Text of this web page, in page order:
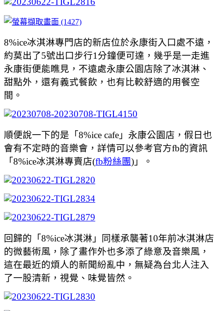
8%ice冰淇淋專門店的新店位於永康街入口處不遠，
約莫出了5號出口步行1分鐘便可達，幾乎是一走進
永康街便能瞧見，不遠處永康公園店除了冰淇淋、
甜點外，還有義式餐飲，也有比較舒適的用餐空
間。
順便說一下的是「8%ice cafe」永康公園店，假日也
會有不定時的音樂會，詳情可以參考官方fb的資訊
「8%ice冰淇淋專賣店(fb粉絲團)」。
回歸的「8%ice冰淇淋」同樣承襲著10年前冰淇淋店
的微藝術風，除了畫作外也多添了綠意及音樂風，
這在最近的煩人的新聞紛亂中，無疑為台北人注入
了一股清新，視覺、味覺皆然。